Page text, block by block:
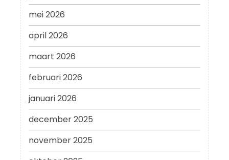
mei 2026
april 2026
maart 2026
februari 2026
januari 2026
december 2025
november 2025